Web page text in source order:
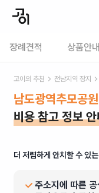
장례견적 상품안
고이의 추천 전남지역 장지
남도광역추모공
비용 참고 정보
더 저렴하게 안치할 수 있
주소지에 따른